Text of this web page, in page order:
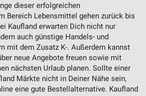
dieser erfolgreichen
Bereich Lebensmittel gehen zurück bis
Kaufland erwarten Dich nicht nur
auch günstige Handels- und
mit dem Zusatz K-. Außerdem kannst
neue Angebote freuen sowie mit
nächsten Urlaub planen. Sollte einer
Märkte nicht in Deiner Nähe sein,
eine gute Bestellalternative. Kaufland